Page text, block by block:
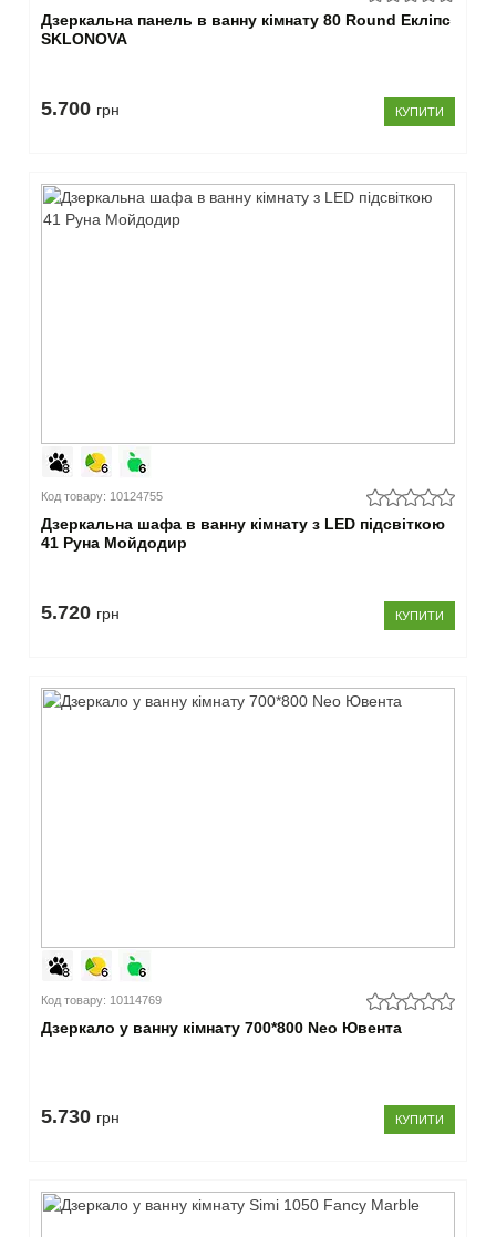
Дзеркальна панель в ванну кімнату 80 Round Екліпс
SKLONOVA
5.700 грн КУПИТИ
Код товару: 10124755
Дзеркальна шафа в ванну кімнату з LED підсвіткою
41 Руна Мойдодир
5.720 грн КУПИТИ
Код товару: 10114769
Дзеркало у ванну кімнату 700*800 Neo Ювента
5.730 грн КУПИТИ